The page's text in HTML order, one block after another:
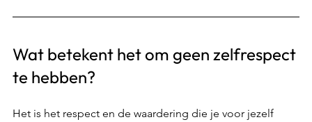
Wat betekent het om geen zelfrespect
te hebben?
Het is het respect en de waardering die je voor jezelf